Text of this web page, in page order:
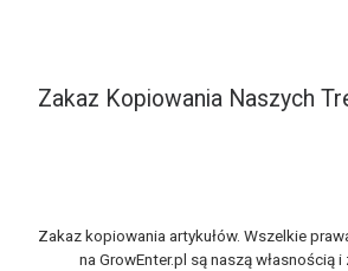
Zakaz Kopiowania Naszych
Zakaz kopiowania artykułów. Wszelkie
na GrowEnter.pl są naszą własnością